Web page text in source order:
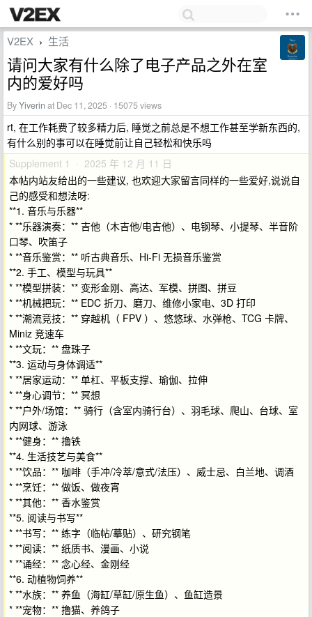
V2EX › 生活
请问大家有什么除了电子产品之外在室
内的爱好吗
ByYiverin at Dec 11, 2025 · 15075 views
rt, 在工作耗费了较多精力后, 睡觉之前总是不想工作甚至学新东西的,
有什么别的事可以在睡觉前让自己轻松和快乐吗
Supplement 1 · 2025 年 12 月 11 日
本帖内站友给出的一些建议, 也欢迎大家留言同样的一些爱好,说说自
己的感受和想法呀:
**1. 音乐与乐器**
* **乐器演奏：** 吉他（木吉他/电吉他）、电钢琴、小提琴、半音阶
口琴、吹笛子
* **音乐鉴赏：** 听古典音乐、Hi-Fi 无损音乐鉴赏
**2. 手工、模型与玩具**
* **模型拼装：** 变形金刚、高达、军模、拼图、拼豆
* **机械把玩：** EDC 折刀、磨刀、维修小家电、3D 打印
* **潮流竞技：** 穿越机（ FPV ）、悠悠球、水弹枪、TCG 卡牌、
Miniz 竞速车
* **文玩：** 盘珠子
**3. 运动与身体调适**
* **居家运动：** 单杠、平板支撑、瑜伽、拉伸
* **身心调节：** 冥想
* **户外/场馆：** 骑行（含室内骑行台）、羽毛球、爬山、台球、室
内网球、游泳
* **健身：** 撸铁
**4. 生活技艺与美食**
* **饮品：** 咖啡（手冲/冷萃/意式/法压）、威士忌、白兰地、调酒
* **烹饪：** 做饭、做夜宵
* **其他：** 香水鉴赏
**5. 阅读与书写**
* **书写：** 练字（临帖/摹贴）、研究钢笔
* **阅读：** 纸质书、漫画、小说
* **诵经：** 念心经、金刚经
**6. 动植物饲养**
* **水族：** 养鱼（海缸/草缸/原生鱼）、鱼缸造景
* **宠物：** 撸猫、养鸽子